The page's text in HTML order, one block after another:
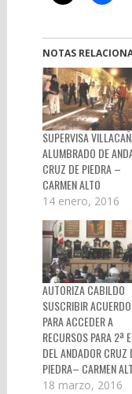
NOTAS
SUPERVISA
ALUMBRADO DE
CRUZ DE PIEDRA –
CARMEN ALTO
14 enero, 2016
AUTORIZA CABILDO
SUSCRIBIR
PARA ACCEDER A
RECURSOS PARA 2ª
DEL ANDADOR CRUZ
PIEDRA– CARMEN
18 marzo, 2016